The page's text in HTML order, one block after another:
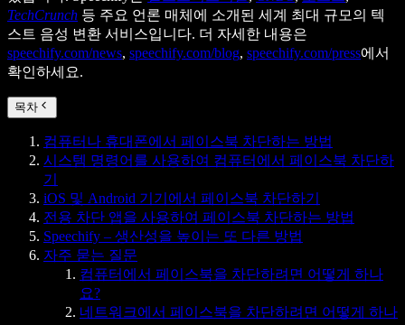
TechCrunch 등 주요 언론 매체에 소개된 세계 최대 규모의 텍
스트 음성 변환 서비스입니다. 더 자세한 내용은
speechify.com/news, speechify.com/blog, speechify.com/press에서
확인하세요.
목차
컴퓨터나 휴대폰에서 페이스북 차단하는 방법
시스템 명령어를 사용하여 컴퓨터에서 페이스북 차단하
기
iOS 및 Android 기기에서 페이스북 차단하기
전용 차단 앱을 사용하여 페이스북 차단하는 방법
Speechify – 생산성을 높이는 또 다른 방법
자주 묻는 질문
컴퓨터에서 페이스북을 차단하려면 어떻게 하나
요?
네트워크에서 페이스북을 차단하려면 어떻게 하나